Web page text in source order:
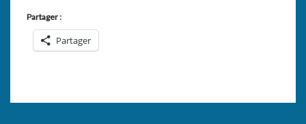
Partager :
Partager